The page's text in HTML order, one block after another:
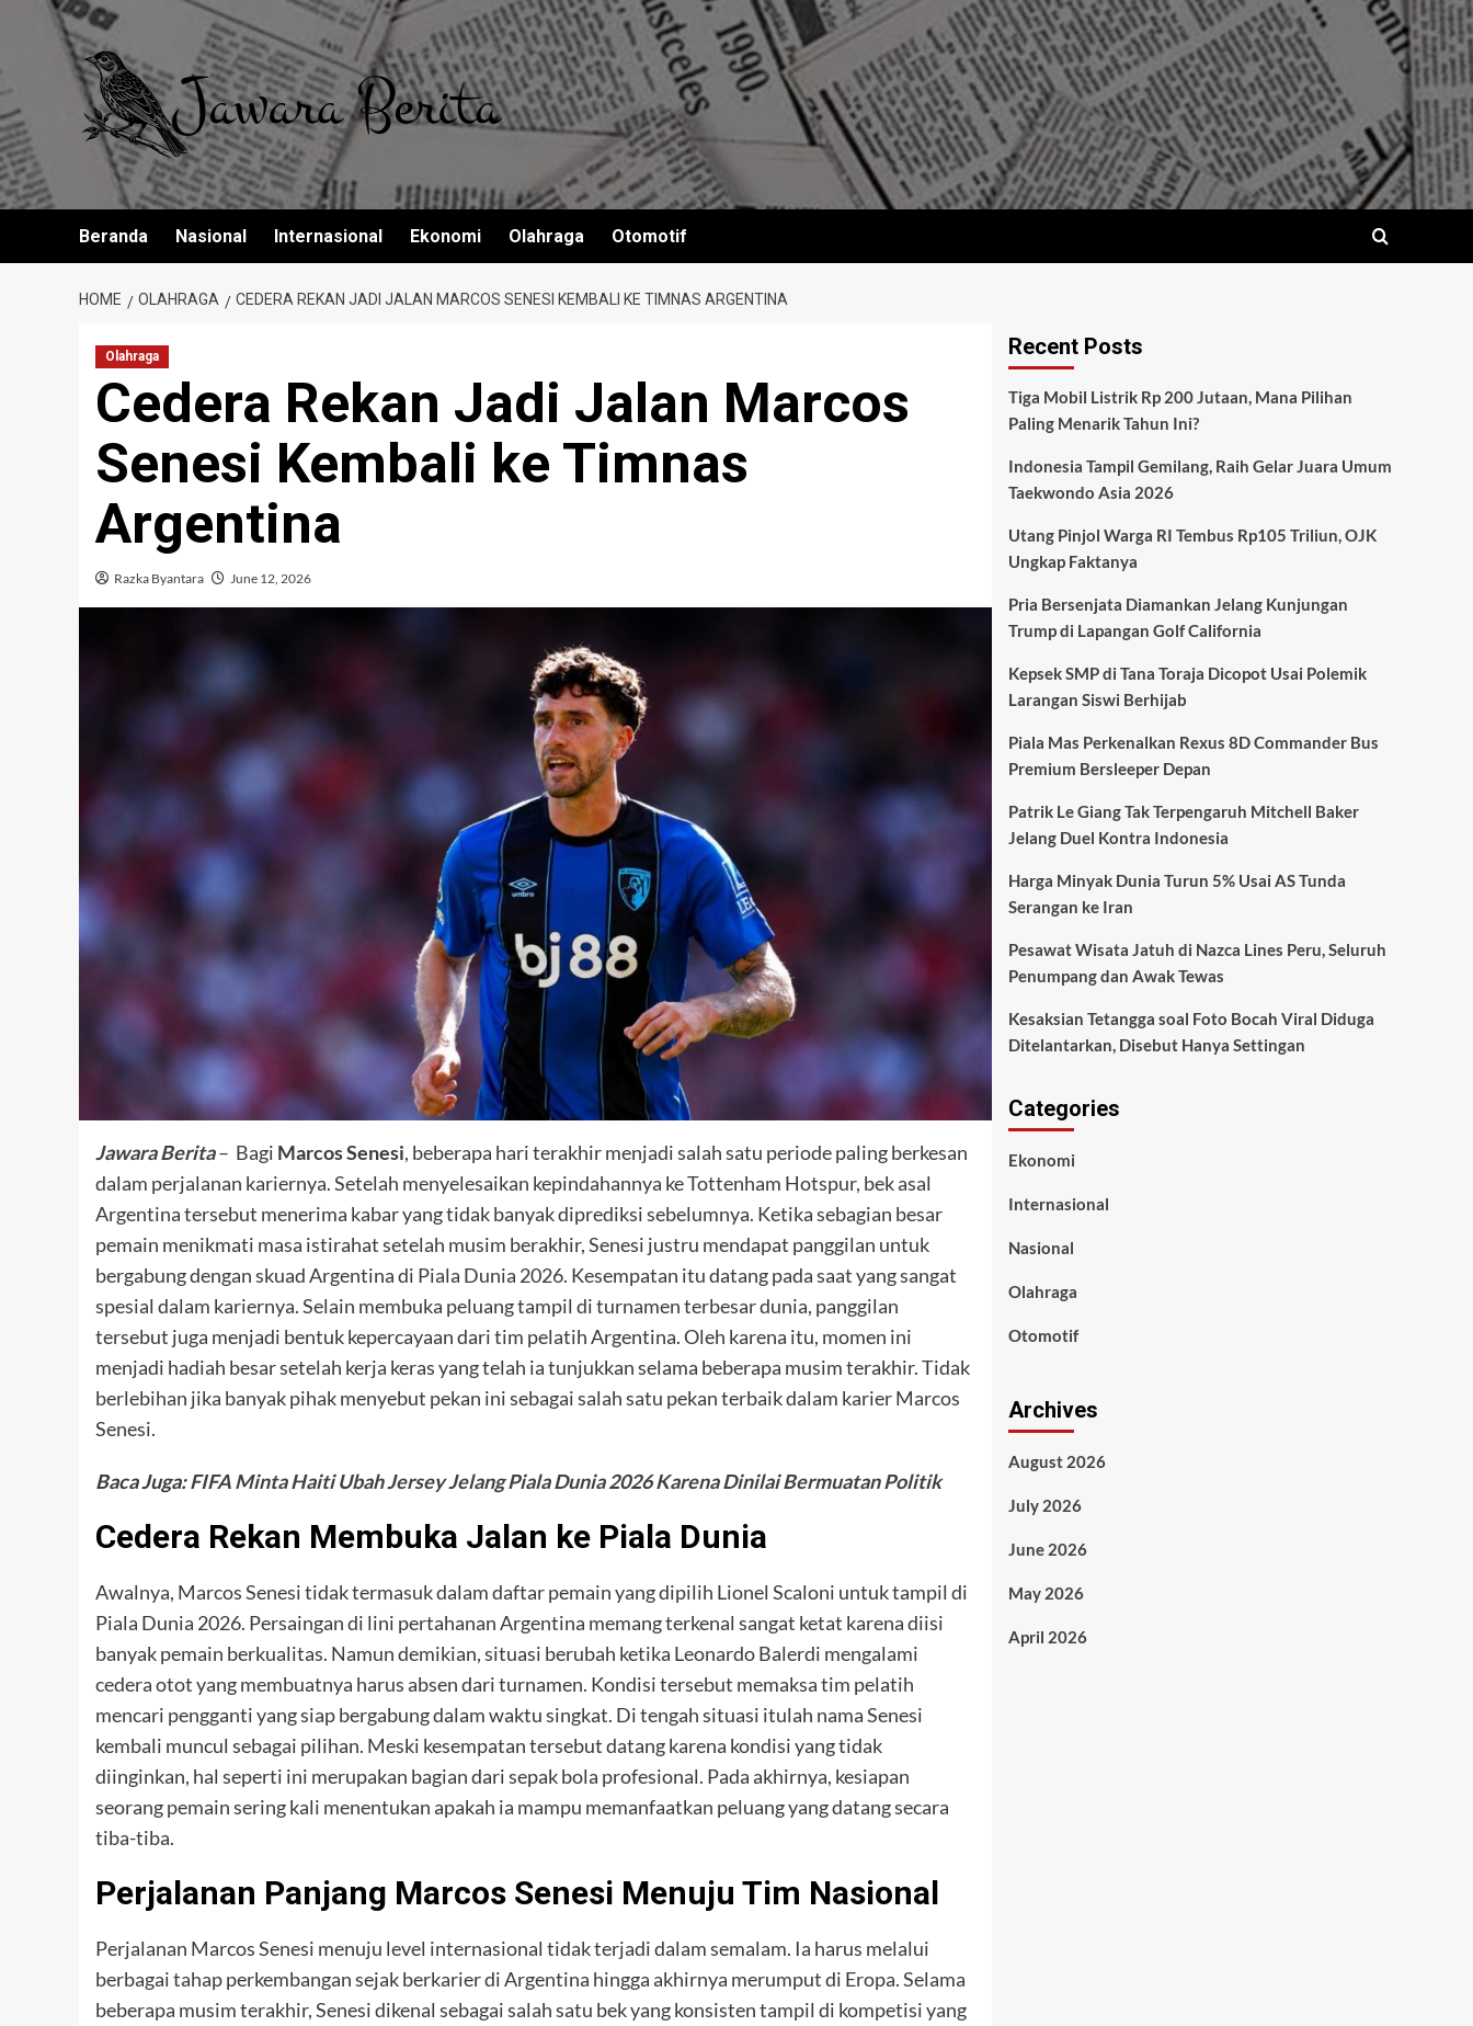
content
Beranda Nasional Internasional Ekonomi Olahraga Otomotif
HOME OLAHRAGA CEDERA REKAN JADI JALAN MARCOS SENESI KEMBALI KE TIMNAS ARGENTINA
Olahraga
Cedera Rekan Jadi Jalan Marcos
Senesi Kembali ke Timnas
Argentina
Razka Byantara June 12, 2026
Jawara Berita– Bagi Marcos Senesi, beberapa hari terakhir menjadi salah satu periode paling berkesan
dalam perjalanan kariernya. Setelah menyelesaikan kepindahannya ke Tottenham Hotspur, bek asal
Argentina tersebut menerima kabar yang tidak banyak diprediksi sebelumnya. Ketika sebagian besar
pemain menikmati masa istirahat setelah musim berakhir, Senesi justru mendapat panggilan untuk
bergabung dengan skuad Argentina di Piala Dunia 2026. Kesempatan itu datang pada saat yang sangat
spesial dalam kariernya. Selain membuka peluang tampil di turnamen terbesar dunia, panggilan
tersebut juga menjadi bentuk kepercayaan dari tim pelatih Argentina. Oleh karena itu, momen ini
menjadi hadiah besar setelah kerja keras yang telah ia tunjukkan selama beberapa musim terakhir. Tidak
berlebihan jika banyak pihak menyebut pekan ini sebagai salah satu pekan terbaik dalam karier Marcos
Senesi.
Baca Juga:FIFA Minta Haiti Ubah Jersey Jelang Piala Dunia 2026 Karena Dinilai Bermuatan Politik
Cedera Rekan Membuka Jalan ke Piala Dunia
Awalnya, Marcos Senesi tidak termasuk dalam daftar pemain yang dipilih Lionel Scaloni untuk tampil di
Piala Dunia 2026. Persaingan di lini pertahanan Argentina memang terkenal sangat ketat karena diisi
banyak pemain berkualitas. Namun demikian, situasi berubah ketika Leonardo Balerdi mengalami
cedera otot yang membuatnya harus absen dari turnamen. Kondisi tersebut memaksa tim pelatih
mencari pengganti yang siap bergabung dalam waktu singkat. Di tengah situasi itulah nama Senesi
kembali muncul sebagai pilihan. Meski kesempatan tersebut datang karena kondisi yang tidak
diinginkan, hal seperti ini merupakan bagian dari sepak bola profesional. Pada akhirnya, kesiapan
seorang pemain sering kali menentukan apakah ia mampu memanfaatkan peluang yang datang secara
tiba-tiba.
Perjalanan Panjang Marcos Senesi Menuju Tim Nasional
Perjalanan Marcos Senesi menuju level internasional tidak terjadi dalam semalam. Ia harus melalui
berbagai tahap perkembangan sejak berkarier di Argentina hingga akhirnya merumput di Eropa. Selama
beberapa musim terakhir, Senesi dikenal sebagai salah satu bek yang konsisten tampil di kompetisi yang
Recent Posts
Tiga Mobil Listrik Rp 200 Jutaan, Mana Pilihan
Paling Menarik Tahun Ini?
Indonesia Tampil Gemilang, Raih Gelar Juara Umum
Taekwondo Asia 2026
Utang Pinjol Warga RI Tembus Rp105 Triliun, OJK
Ungkap Faktanya
Pria Bersenjata Diamankan Jelang Kunjungan
Trump di Lapangan Golf California
Kepsek SMP di Tana Toraja Dicopot Usai Polemik
Larangan Siswi Berhijab
Piala Mas Perkenalkan Rexus 8D Commander Bus
Premium Bersleeper Depan
Patrik Le Giang Tak Terpengaruh Mitchell Baker
Jelang Duel Kontra Indonesia
Harga Minyak Dunia Turun 5% Usai AS Tunda
Serangan ke Iran
Pesawat Wisata Jatuh di Nazca Lines Peru, Seluruh
Penumpang dan Awak Tewas
Kesaksian Tetangga soal Foto Bocah Viral Diduga
Ditelantarkan, Disebut Hanya Settingan
Categories
Ekonomi
Internasional
Nasional
Olahraga
Otomotif
Archives
August 2026
July 2026
June 2026
May 2026
April 2026